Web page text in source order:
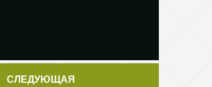
СЛЕДУЮЩАЯ